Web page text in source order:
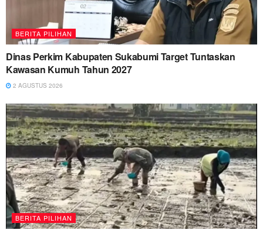
BERITA PILIHAN
Dinas Perkim Kabupaten Sukabumi Target Tuntaskan
Kawasan Kumuh Tahun 2027
2 AGUSTUS 2026
BERITA PILIHAN